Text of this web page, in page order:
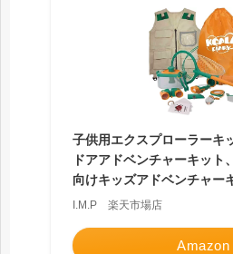
子供用エクスプローラーキ
ドアアドベンチャーキット
向けキッズアドベンチャー
I.M.P 楽天市場店
Amazon